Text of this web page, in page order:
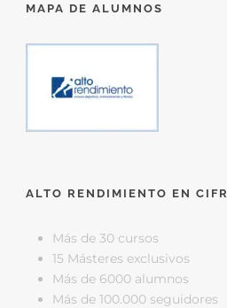
MAPA DE ALUMNOS
ALTO RENDIMIENTO EN
Más de 30 cursos
15 Másteres exclusivos
Más de 6000 alumnos
Más de 100.000 seguidores